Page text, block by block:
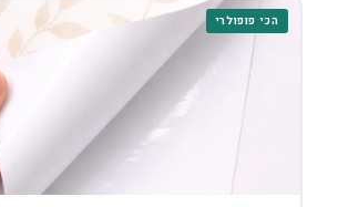
הכי פופולרי